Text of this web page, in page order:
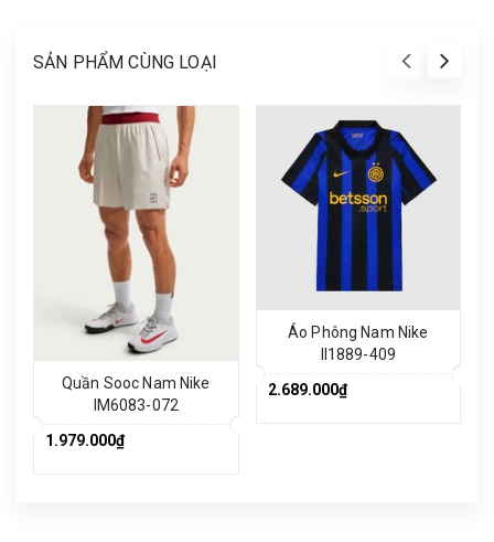
SẢN PHẨM CÙNG LOẠI
Quần Sooc Nam Nike
IM6083-072
1.979.000₫
Áo Phông Nam Nike
II1889-409
2.689.000₫